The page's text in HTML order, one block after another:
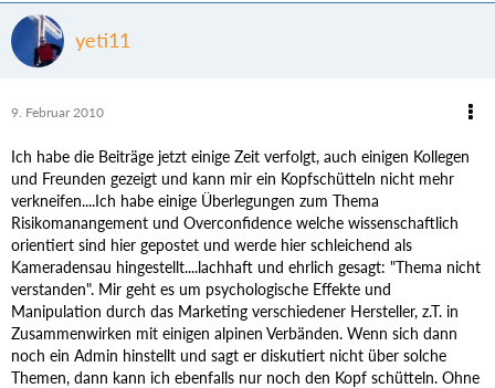
yeti11
9. Februar 2010
Ich habe die Beiträge jetzt einige Zeit verfolgt, auch einigen Kollegen
und Freunden gezeigt und kann mir ein Kopfschütteln nicht mehr
verkneifen....Ich habe einige Überlegungen zum Thema
Risikomanangement und Overconfidence welche wissenschaftlich
orientiert sind hier gepostet und werde hier schleichend als
Kameradensau hingestellt....lachhaft und ehrlich gesagt: "Thema nicht
verstanden". Mir geht es um psychologische Effekte und
Manipulation durch das Marketing verschiedener Hersteller, z.T. in
Zusammenwirken mit einigen alpinen Verbänden. Wenn sich dann
noch ein Admin hinstellt und sagt er diskutiert nicht über solche
Themen, dann kann ich ebenfalls nur noch den Kopf schütteln. Ohne